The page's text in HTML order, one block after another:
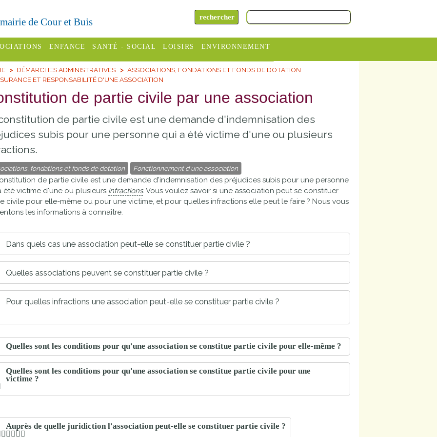
de Cour et Buis
des
des
ENFANCE
Assistantes
assistante
maternelle
enfance
Etablissements
scolaires
publics
Établissements
scolaires
privés
SANTÉ - SOCIAL
Centres
CCAS
Départemental
Le SSIAD
des Trois
Rivières
LOISIRS
Offices
de
tourisme
Piscines
Sélection
Cour et
Buis
Visiter,
découvrir
et
ENVIRONNEMENT
Horaires
incitative
DÉMARCHES ADMINISTRATIVES
ASSOCIATIONS, FONDATIONS ET FONDS DE DOTATION
ET RESPONSABILITÉ D'UNE ASSOCIATION
de partie civile par une association
de partie civile est une demande d'indemnisation des
subis pour une personne qui a été victime d'une ou plusieurs
fondations et fonds de dotation Fonctionnement d'une association
de partie civile est une demande d'indemnisation des préjudices subis pour une personne
été victime d'une ou plusieurs infractions. Vous voulez savoir si une association peut se constituer
civile pour elle-même ou pour une victime, et pour quelles infractions elle peut le faire ? Nous vous
les informations à connaître.
Dans quels cas une association peut-elle se constituer partie civile ?
Quelles associations peuvent se constituer partie civile ?
Pour quelles infractions une association peut-elle se constituer partie civile ?
Quelles sont les conditions pour qu'une association se constitue partie civile pour elle-même ?
Quelles sont les conditions pour qu'une association se constitue partie civile pour une
victime ?
Auprès de quelle juridiction l'association peut-elle se constituer partie civile ?